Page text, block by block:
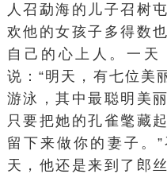
人召勐海的儿子召树
欢他的女孩子多得数
自己的心上人。一天
说：“明天，有七位美
游泳，其中最聪明美
只要把她的孔雀氅藏
留下来做你的妻子。
天，他还是来到了郎